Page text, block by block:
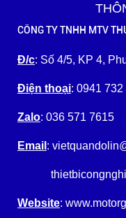
CÔNG TY TNHH MTV
Đ/c: Số 4/5, KP 4,
Điện thoại: 0941
Zalo: 036 571 7615
Email :
Website: